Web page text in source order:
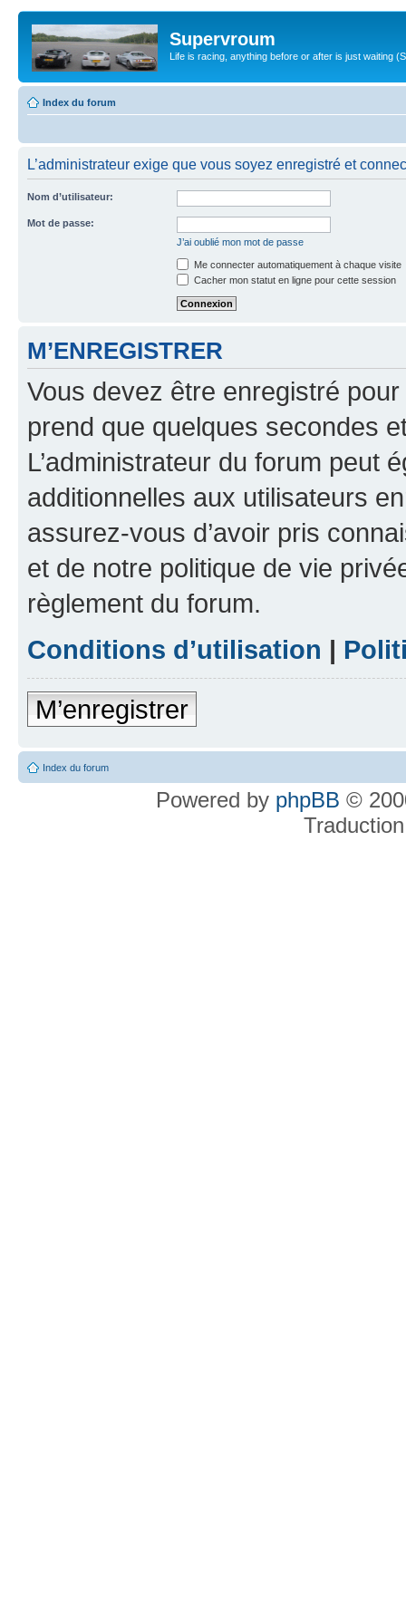
Supervroum
Life is racing, anything before or after is just waiting
Index du forum
L’administrateur exige que vous soyez enregistré et
Nom d’utilisateur:
Mot de passe:
J’ai oublié mon mot de passe
Me connecter automatiquement à chaque visite
Cacher mon statut en ligne pour cette session
M’ENREGISTRER
Vous devez être enregistré
prend que quelques secondes
L’administrateur du forum peut
additionnelles aux utilisateurs
assurez-vous d’avoir pris
et de notre politique de vie
règlement du forum.
Conditions d’utilisation |
M’enregistrer
Index du forum
Powered by phpBB ©